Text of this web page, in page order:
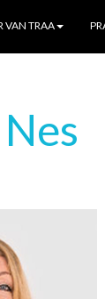
VAN TRAA